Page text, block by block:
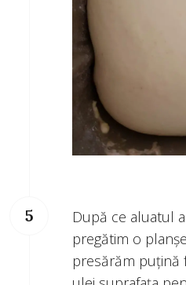
După ce aluatul
pregătim o
presărăm puțină